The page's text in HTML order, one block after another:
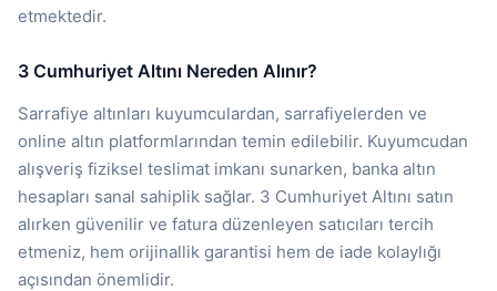
etmektedir.
3 Cumhuriyet Altını Nereden Alınır?
Sarrafiye altınları kuyumculardan, sarrafiyelerden ve
online altın platformlarından temin edilebilir. Kuyumcudan
alışveriş fiziksel teslimat imkanı sunarken, banka altın
hesapları sanal sahiplik sağlar. 3 Cumhuriyet Altını satın
alırken güvenilir ve fatura düzenleyen satıcıları tercih
etmeniz, hem orijinallik garantisi hem de iade kolaylığı
açısından önemlidir.